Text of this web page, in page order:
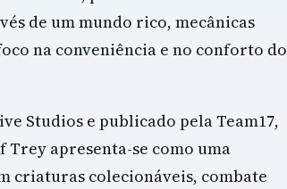
de um mundo rico, mecânicas
na conveniência e no conforto do
Studios e publicado pela Team17,
Trey apresenta-se como uma
criaturas colecionáveis, combate